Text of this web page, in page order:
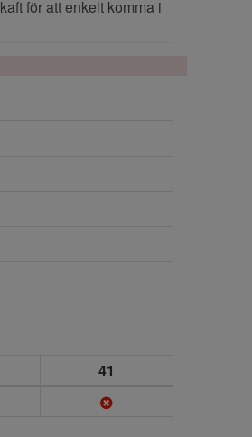
för att enkelt komma i
41